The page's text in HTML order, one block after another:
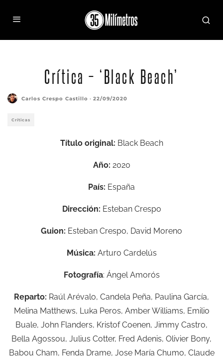
Crítica – ‘Black Beach’
Carlos Crespo Castillo · 22/09/2020
Críticas
Título original: Black Beach
Año: 2020
País: España
Dirección: Esteban Crespo
Guion: Esteban Crespo, David Moreno
Música: Arturo Cardelús
Fotografía: Ángel Amorós
Reparto: Raúl Arévalo, Candela Peña, Paulina García,
Melina Matthews, Luka Peros, Amber Williams, Emilio
Buale, John Flanders, Kristof Coenen, Jimmy Castro,
Bella Agossou, Julius Cotter, Fred Adenis, Olivier Bony,
Babou Cham, Fenda Drame, Jose María Chumo, Claude